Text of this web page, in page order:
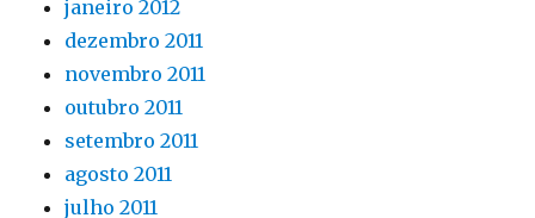
janeiro 2012
dezembro 2011
novembro 2011
outubro 2011
setembro 2011
agosto 2011
julho 2011